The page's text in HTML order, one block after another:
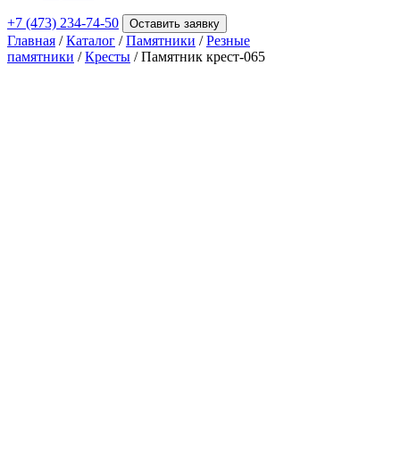
+7 (473) 234-74-50 Оставить заявку
Главная /Каталог /Памятники /Резные
памятники /Кресты / Памятник крест-065